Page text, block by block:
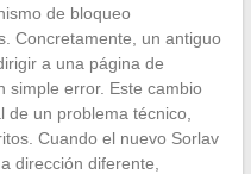
de bloqueo
Concretamente, un antiguo
a una página de
simple error. Este cambio
un problema técnico,
Cuando el nuevo Sorlav
dirección diferente,